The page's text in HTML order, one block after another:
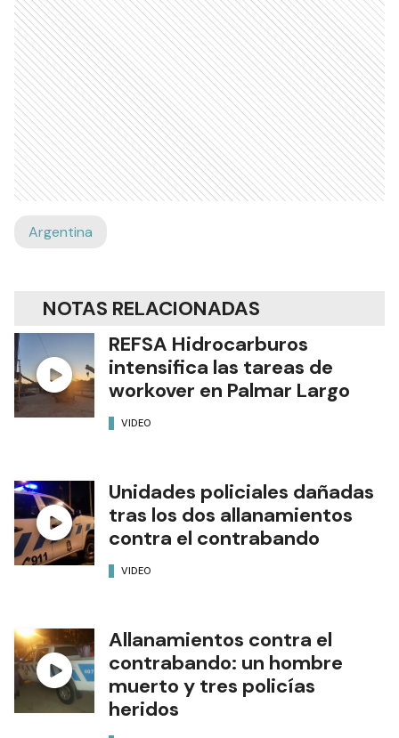
Argentina
NOTAS RELACIONADAS
REFSA Hidrocarburos
intensifica las tareas de
workover en Palmar Largo
VIDEO
Unidades policiales dañadas
tras los dos allanamientos
contra el contrabando
VIDEO
Allanamientos contra el
contrabando: un hombre
muerto y tres policías
heridos